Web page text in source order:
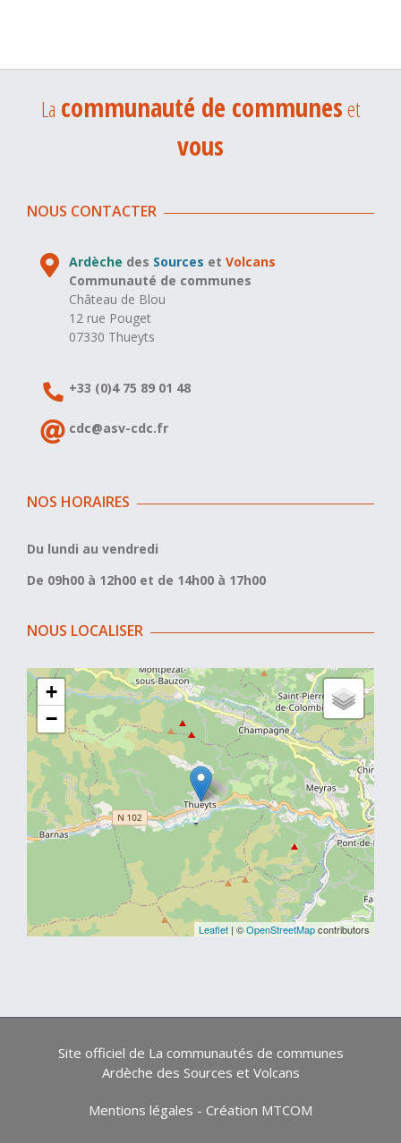
La communauté de communeset
vous
NOUS CONTACTER
Ardèche des Sources etVolcans
Communauté de communes
Château de Blou
12 rue Pouget
07330 Thueyts
+33 (0)4 75 89 01 48
cdc@asv-cdc.fr
NOS HORAIRES
Du lundi au vendredi
De 09h00 à 12h00 et de 14h00 à 17h00
NOUS LOCALISER
+
−
Leaflet | ©OpenStreetMapcontributors
Site officiel de La communautés de communes
Ardèche des Sources et Volcans
Mentions légales - Création MTCOM